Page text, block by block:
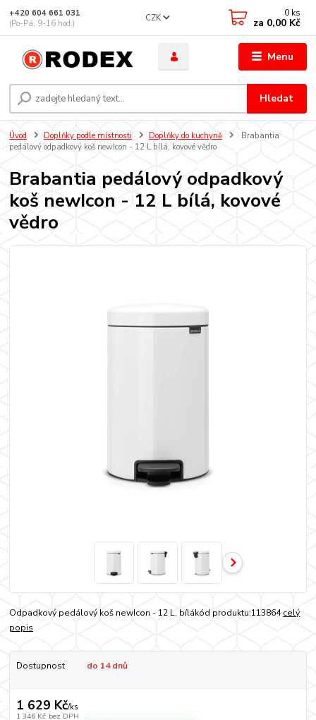
Menu
CZK
Hledat
+420 604 661 031
(Po-Pá, 9-16 hod.)
0 ks
za 0,00 Kč
Úvod Doplňky podle místnosti Doplňky do kuchyně
Brabantia
pedálový odpadkový koš newIcon - 12 L bílá, kovové vědro
Brabantia pedálový odpadkový
koš newIcon - 12 L bílá, kovové
vědro
Odpadkový pedálový koš newIcon - 12 L, bílákód produktu:113864celý
popis
Dostupnost do 14 dnů
1 629 Kč/ks
1 346 Kč bez DPH